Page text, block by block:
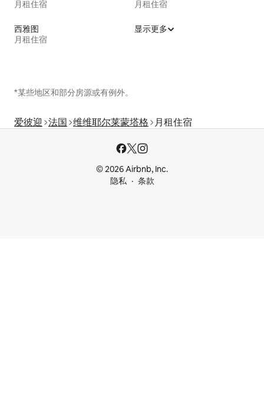
月租住宿 月租住宿
西雅图
月租住宿
显示更多
*某些地区和部分房源或有例外。
爱彼迎 法国 维维耶尔莱蒙塔格 月租住宿
© 2026 Airbnb, Inc.
隐私
条款